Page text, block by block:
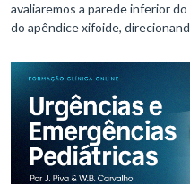
avaliaremos a parede inferior
do apêndice xifoide,